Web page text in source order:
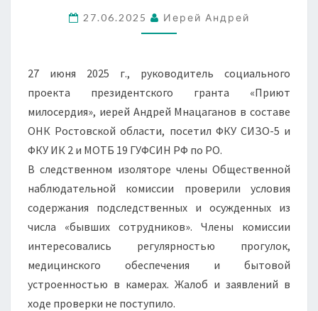
ФКУ
ИК
И
МОТБ
19
ГУФСИН
РФ
ПО
РО.
27.06.2025 Иерей Андрей
27 июня 2025 г., руководитель социального
проекта президентского гранта «Приют
милосердия», иерей Андрей Мнацаганов в составе
ОНК Ростовской области, посетил ФКУ СИЗО-5 и
ФКУ ИК 2 и МОТБ 19 ГУФСИН РФ по РО.
В следственном изоляторе члены Общественной
наблюдательной комиссии проверили условия
содержания подследственных и осужденных из
числа «бывших сотрудников». Члены комиссии
интересовались регулярностью прогулок,
медицинского обеспечения и бытовой
устроенностью в камерах. Жалоб и заявлений в
ходе проверки не поступило.